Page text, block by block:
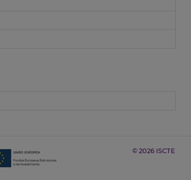
© 2026 ISCTE